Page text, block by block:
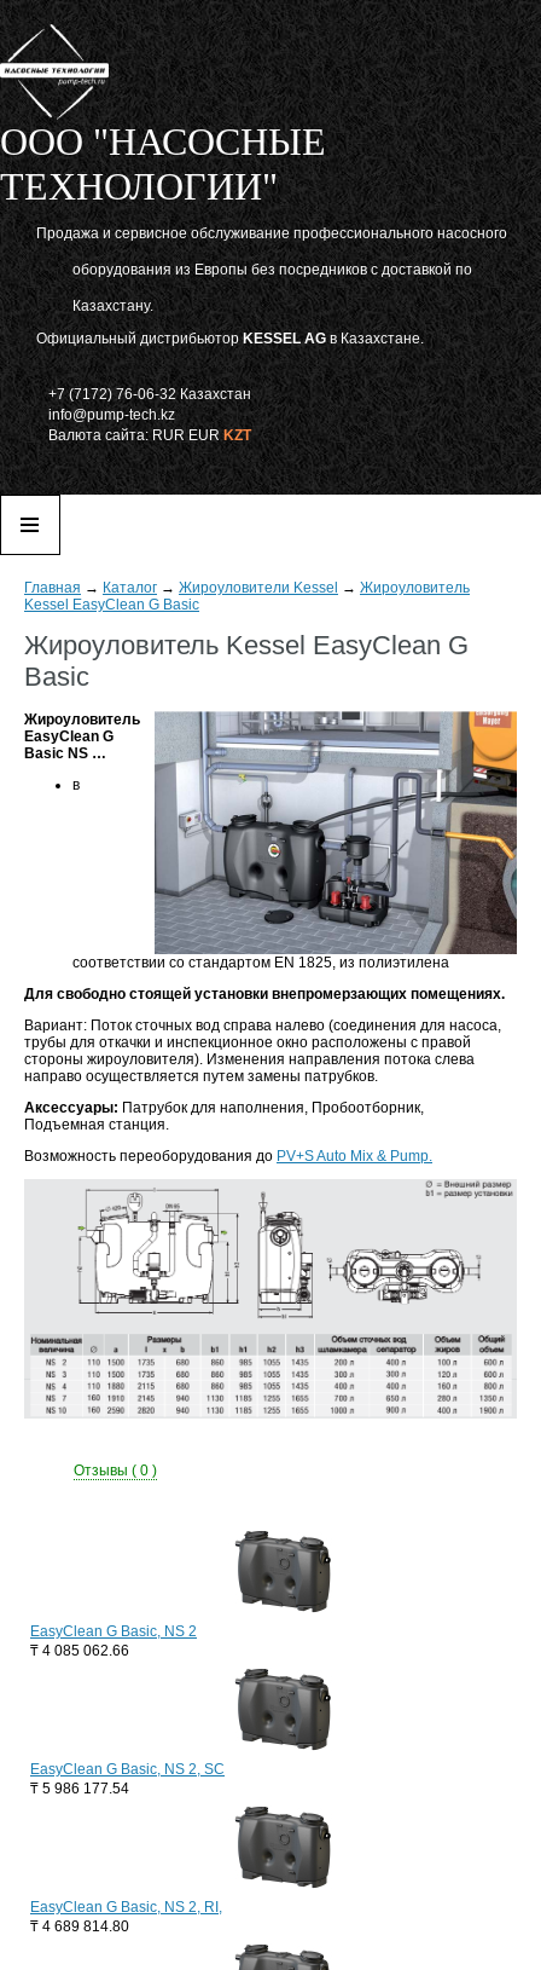
ООО "НАСОСНЫЕ
ТЕХНОЛОГИИ"
Продажа и сервисное обслуживание профессионального насосного
оборудования из Европы без посредников с доставкой по
Казахстану.
Официальный дистрибьюторKESSEL AG в Казахстане.
+7 (7172) 76-06-32 Казахстан
info@pump-tech.kz
Валюта сайта: RUR EUR KZT
Главная → Каталог → Жироуловители Kessel → Жироуловитель
Kessel EasyClean G Basic
Жироуловитель Kessel EasyClean G
Basic
Жироуловитель
EasyClean G
Basic NS …
в
соответствии со стандартом EN 1825, из полиэтилена
Для свободно стоящей установки внепромерзающих помещениях.
Вариант: Поток сточных вод справа налево (соединения для насоса,
трубы для откачки и инспекционное окно расположены с правой
стороны жироуловителя). Изменения направления потока слева
направо осуществляется путем замены патрубков.
Аксессуары: Патрубок для наполнения, Пробоотборник,
Подъемная станция.
Возможность переоборудования до PV+S Auto Mix & Pump.
Отзывы ( 0 )
EasyClean G Basic, NS 2
₸ 4 085 062.66
EasyClean G Basic, NS 2, SC
₸ 5 986 177.54
EasyClean G Basic, NS 2, RI,
₸ 4 689 814.80